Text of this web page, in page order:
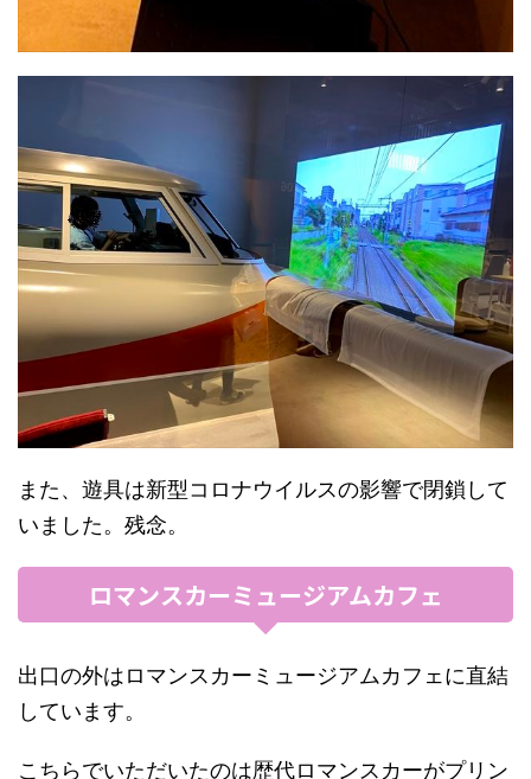
また、遊具は新型コロナウイルスの影響で閉鎖して
いました。残念。
ロマンスカーミュージアムカフェ
出口の外はロマンスカーミュージアムカフェに直結
しています。
こちらでいただいたのは歴代ロマンスカーがプリン